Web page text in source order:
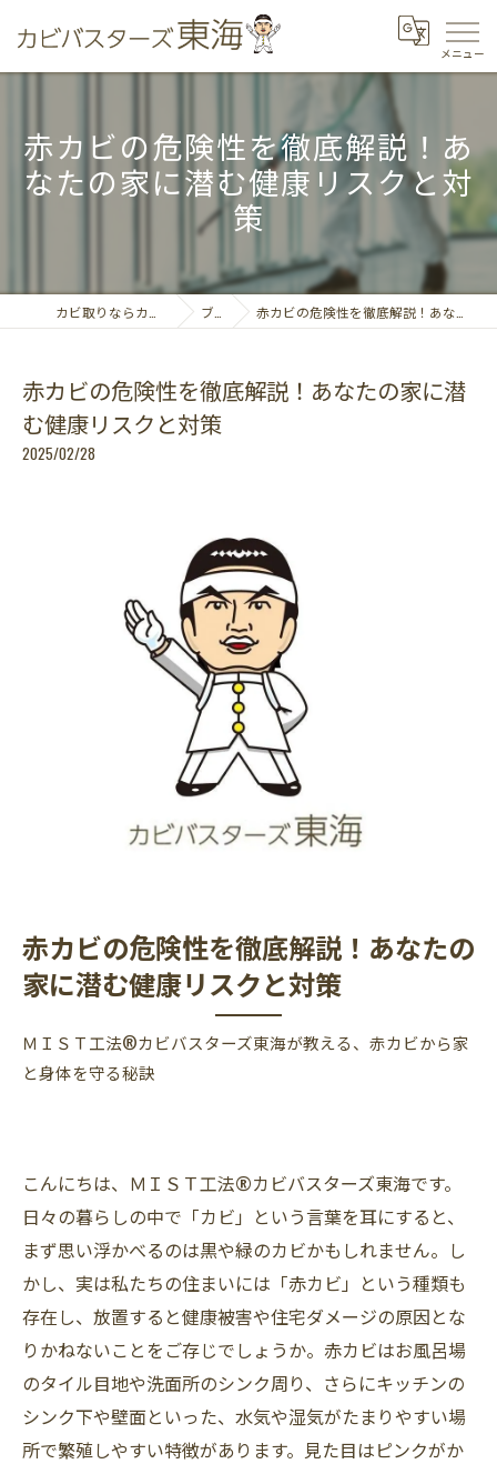
赤カビの危険性を徹底解説！あ
なたの家に潜む健康リスクと対
策
ブログ 赤カビの危険性を徹底解説！あなたの家に潜む健康リスクと対策
赤カビの危険性を徹底解説！あなたの家に潜
む健康リスクと対策
2025/02/28
赤カビの危険性を徹底解説！あなたの
家に潜む健康リスクと対策
ＭＩＳＴ工法®カビバスターズ東海が教える、赤カビから家
と身体を守る秘訣
こんにちは、ＭＩＳＴ工法®カビバスターズ東海です。
日々の暮らしの中で「カビ」という言葉を耳にすると、
まず思い浮かべるのは黒や緑のカビかもしれません。し
かし、実は私たちの住まいには「赤カビ」という種類も
存在し、放置すると健康被害や住宅ダメージの原因とな
りかねないことをご存じでしょうか。赤カビはお風呂場
のタイル目地や洗面所のシンク周り、さらにキッチンの
シンク下や壁面といった、水気や湿気がたまりやすい場
所で繁殖しやすい特徴があります。見た目はピンクがか